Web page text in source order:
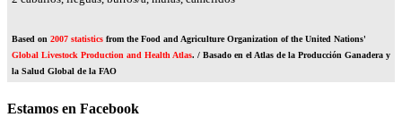
Based on 2007 statistics from the Food and Agriculture Organization of the United Nations'
Global Livestock Production and Health Atlas. / Basado en el Atlas de la Producción Ganadera y
la Salud Global de la FAO
Estamos en Facebook